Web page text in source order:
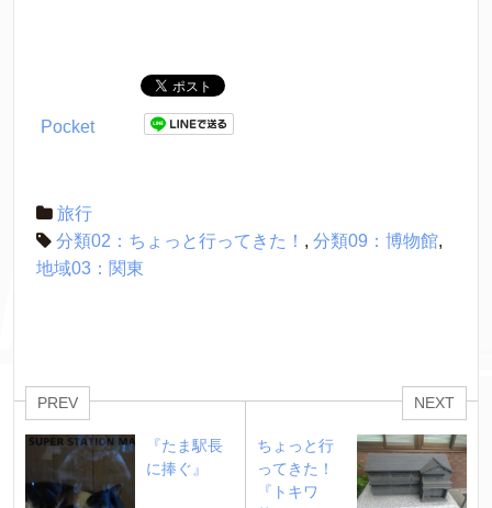
Pocket
旅行
分類02：ちょっと行ってきた！ , 分類09：博物館,
地域03：関東
PREV
『たま駅長
に捧ぐ』
NEXT
ちょっと行
ってきた！
『トキワ